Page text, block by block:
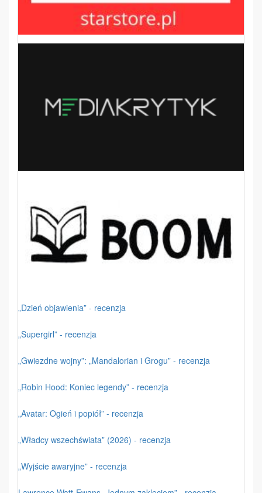
„Dzień objawienia” - recenzja
„Supergirl” - recenzja
„Gwiezdne wojny”: „Mandalorian i Grogu” - recenzja
„Robin Hood: Koniec legendy” - recenzja
„Avatar: Ogień i popiół” - recenzja
„Władcy wszechświata” (2026) - recenzja
„Wyjście awaryjne” - recenzja